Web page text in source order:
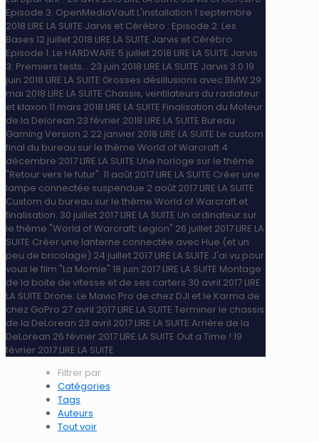
Episode 3. OpenMediaVault L'installation 1 septembre
2018 LIRE LA SUITE Jarvis et Cérébro : Episode 2. Les
Bases 12 juillet 2018 LIRE LA SUITE Jarvis et Cérébro :
Episode 1. Le HARDWARE 5 juillet 2018 LIRE LA SUITE Jarvis
3: Premiers tests... 23 juin 2018 LIRE LA SUITE Jarvis 3.0 19
juin 2018 LIRE LA SUITE Grosses désillusions avec BMW 29
mai 2018 LIRE LA SUITE Chassis, ventilateurs du radiateur
et klaxon 11 mars 2018 LIRE LA SUITE Finalisation du Moteur
de la Delorean 23 février 2018 LIRE LA SUITE Bureau
Gaming Version 2 22 janvier 2018 LIRE LA SUITE Le custom
final du bureau sur le thème World of Warcraft 4
décembre 2017 LIRE LA SUITE Une horloge sur le thème
"Retour vers le futur". 11 août 2017 LIRE LA SUITE Créer une
lampe connectée suspendue 2 août 2017 LIRE LA SUITE
Custom du bureau sur le thème World of Warcraft et
finalisation. 30 juillet 2017 LIRE LA SUITE Un ordinateur sur
le thème "World of Warcraft: Legion" 26 juillet 2017 LIRE LA
SUITE Créer une lanterne connectée avec Hue (et un
peu de bricolage) 24 juillet 2017 LIRE LA SUITE J'ai vu pour
vous le film "La Momie" 18 juin 2017 LIRE LA SUITE Montage
de la boite de vitesse et de ses carters 30 avril 2017 LIRE
LA SUITE Drone: Le Mavic Pro de chez DJI et le Karma de
chez GoPro 27 avril 2017 LIRE LA SUITE Terminer le chassis
de la DeLorean 23 avril 2017 LIRE LA SUITE Arrière de la
DeLorean 26 février 2017 LIRE LA SUITE Out a Time ! 19
février 2017 LIRE LA SUITE
Filtrer par
Catégories
Tags
Auteurs
Tout voir